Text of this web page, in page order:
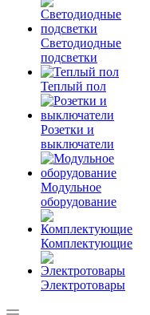
Светодиодные
подсветки
Теплый пол
Розетки и
выключатели
Модульное
оборудование
Комплектующие
Электротовары